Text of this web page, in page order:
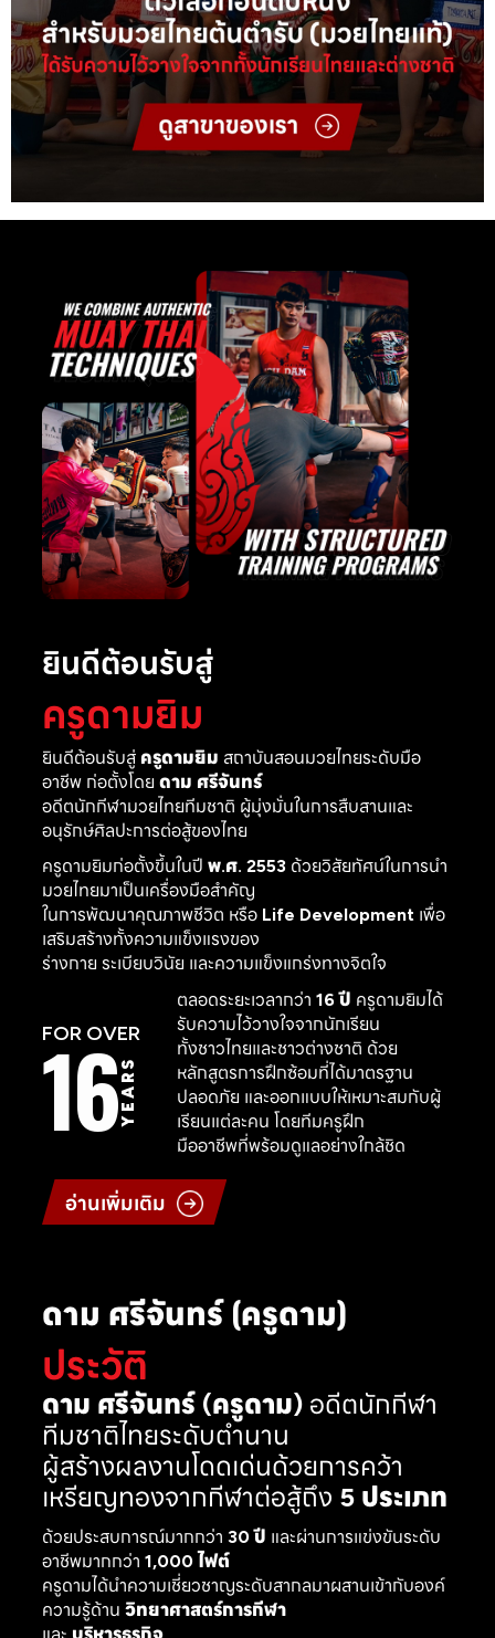
ยินดีต้อนรับสู่
ครูดามยิม
ยินดีต้อนรับสู่ ครูดามยิม สถาบันสอนมวยไทยระดับมือ
อาชีพ ก่อตั้งโดย ดาม ศรีจันทร์
อดีตนักกีฬามวยไทยทีมชาติ ผู้มุ่งมั่นในการสืบสานและ
อนุรักษ์ศิลปะการต่อสู้ของไทย
ครูดามยิมก่อตั้งขึ้นในปี พ.ศ. 2553ด้วยวิสัยทัศน์ในการนำ
มวยไทยมาเป็นเครื่องมือสำคัญ
ในการพัฒนาคุณภาพชีวิต หรือ Life Developmentเพื่อ
เสริมสร้างทั้งความแข็งแรงของ
ร่างกาย ระเบียบวินัย และความแข็งแกร่งทางจิตใจ
FOR OVER
16YEARS
ตลอดระยะเวลากว่า 16 ปี ครูดามยิมได้
รับความไว้วางใจจากนักเรียน
ทั้งชาวไทยและชาวต่างชาติ ด้วย
หลักสูตรการฝึกซ้อมที่ได้มาตรฐาน
ปลอดภัย และออกแบบให้เหมาะสมกับผู้
เรียนแต่ละคน โดยทีมครูฝึก
มืออาชีพที่พร้อมดูแลอย่างใกล้ชิด
อ่านเพิ่มเติม
ดาม ศรีจันทร์ (ครูดาม)
ประวัติ
ดาม ศรีจันทร์ (ครูดาม)อดีตนักกีฬา
ทีมชาติไทยระดับตำนาน
ผู้สร้างผลงานโดดเด่นด้วยการคว้า
เหรียญทองจากกีฬาต่อสู้ถึง 5 ประเภท
ด้วยประสบการณ์มากกว่า 30 ปี และผ่านการแข่งขันระดับ
อาชีพมากกว่า 1,000 ไฟต์
ครูดามได้นำความเชี่ยวชาญระดับสากลมาผสานเข้ากับองค์
ความรู้ด้าน วิทยาศาสตร์การกีฬา